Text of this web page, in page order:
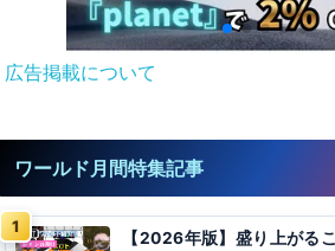
広告掲載について
ワールド月間特集記事
【2026年版】盛り上がる